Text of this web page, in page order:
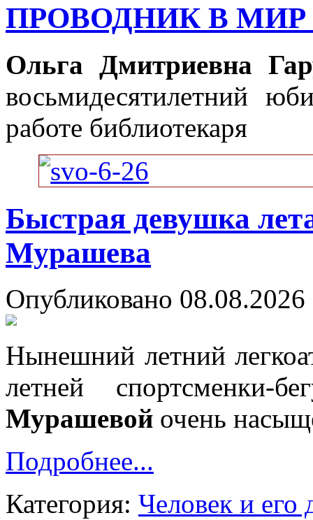
ПРОВОДНИК В МИР
Ольга Дмитриевна
восьмидесятилетний
работе библиотекаря
Быстрая девушка
Мурашева
Опубликовано
Нынешний летний
летней
Мурашевой очень
Подробнее...
Категория: Человек и его